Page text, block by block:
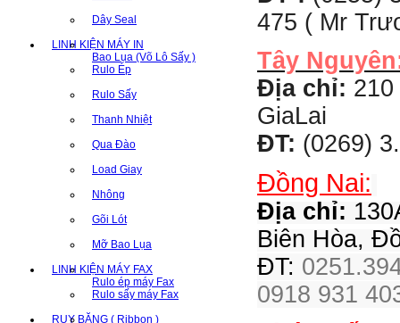
Dây Seal
LINH KIỆN MÁY IN
Bao Lụa (Võ Lô Sấy )
Rulo Ép
Rulo Sấy
Thanh Nhiệt
Qua Đào
Load Giay
Nhông
Gõi Lót
Mỡ Bao Lụa
LINH KIỆN MÁY FAX
Rulo ép máy Fax
Rulo sấy máy Fax
RUY BĂNG ( Ribbon )
475 ( Mr
Tây
Địa chỉ:
GiaLai
ĐT: (0269)
Đồng Nai:
Địa chỉ:
Biên Hòa,
ĐT:
0918 931